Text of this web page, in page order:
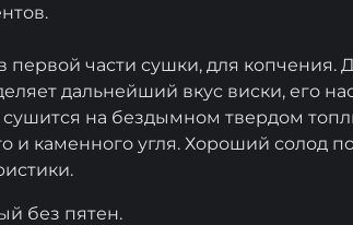
первой части сушки, для копчения.
дальнейший вкус виски, его
на бездымном твердом
и каменного угля. Хороший солод
без пятен.